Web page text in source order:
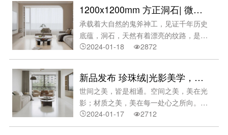
年2008年推出超洁亮陶瓷；2009年获得
瓷砖三大专利；2010年新一代完全不透水
内墙砖“皇家御石”上市；2012年微晶石系
列产品获“中国陶瓷行业名牌产品”；2016
年签约宋佳为时尚品牌代言人；2018年IN
多次地反省自己，替别
1200x1200mm 方正洞石| 微光质感，亮光晶耀。
承载着大自然的鬼斧神工，见证千年历史
底蕴，洞石，天然有着漂亮的纹路，是设
计师的高端选材。/1200x1200mm方正洞
石微光质感，亮光晶耀。·古罗马建筑于
「设计」而言，石材之美学，岩板之性
能。顶级石材美学与卓越的60°岩板坯底
性能融合，展现房屋艺术性与制造内涵，
延伸中国石材之美。于「材质」而言，引
用全新工艺，零感复刻自然风貌。·贝聿铭
大师杰作美国国家美术馆东馆应用全新超
2024-01-18 2872
新品发布 珍珠绒|光影美学，低调雅奢。
世间之美，皆是相通。空间之美，美在光
影；材质之美，美在每一处心之所向。以i
产品领略沿途风景，呈现e空间奔赴繁花
似海。【新品推介】珍珠绒系列
2024-01-17 2712